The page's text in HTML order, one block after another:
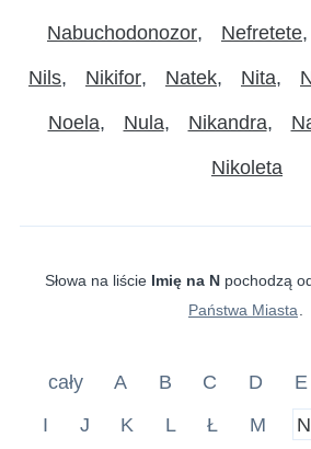
Nabuchodonozor Nefretete
Nils Nikifor Natek Nita
Noela Nula Nikandra
Nikoleta
Słowa na liście Imię na Npochodzą
Państwa Miasta
cały A B C D E
I
J K L Ł M N